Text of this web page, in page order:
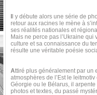
l y débute alors une série de
retour aux racines le mène à
ses réalités nationales et
Mais ne perce pas l’Ukraine
culture et sa connaissance du
résulte une véritable poésie
Attiré plus généralement par un
atmosphères de l’Est le
Géorgie ou le Bélarus, il
photos et textes, du passé